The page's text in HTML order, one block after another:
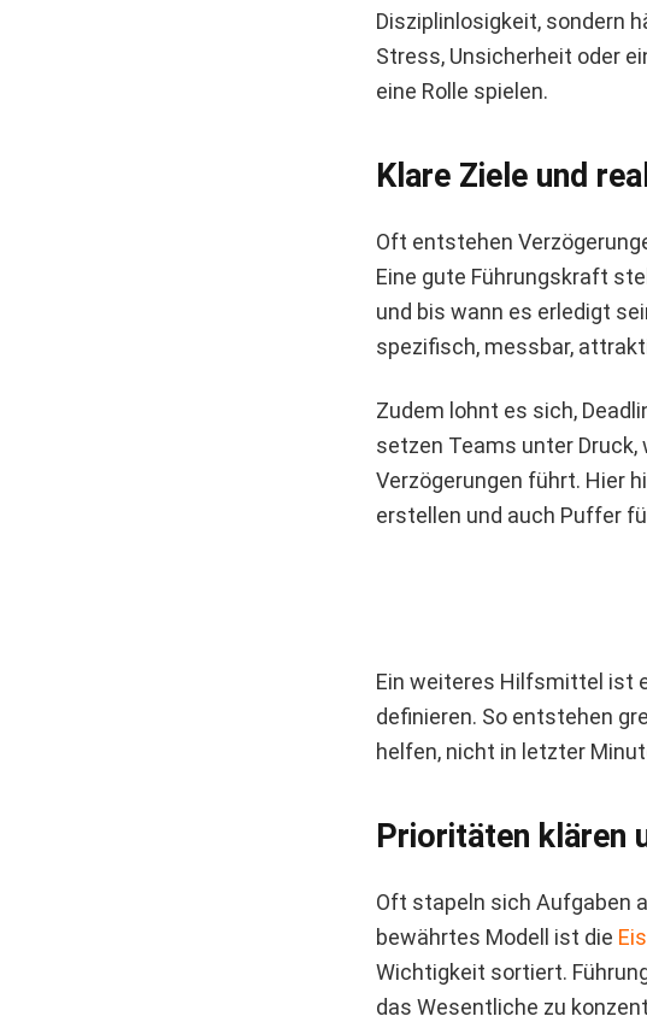
Disziplinlosigkeit, sondern
Stress, Unsicherheit oder
eine Rolle spielen.
Klare Ziele und
Oft entstehen
Eine gute Führungskraft
und bis wann es erledigt
spezifisch, messbar,
Zudem lohnt es sich,
setzen Teams unter
Verzögerungen führt. Hier
erstellen und auch Puffer
Ein weiteres Hilfsmittel ist
definieren. So entstehen
helfen, nicht in letzter
Prioritäten klären
Oft stapeln sich Aufgaben
bewährtes Modell ist die
Wichtigkeit sortiert.
das Wesentliche zu